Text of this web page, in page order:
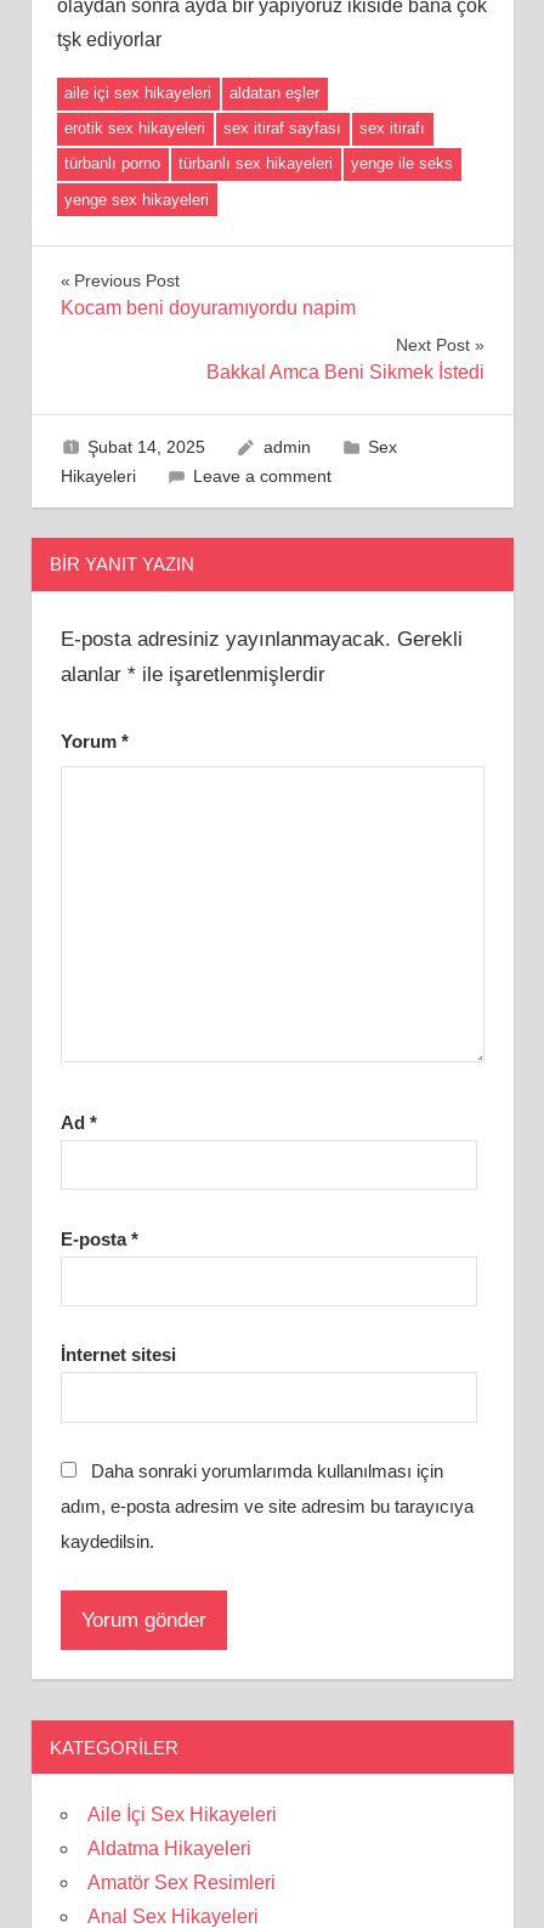
olaydan sonra ayda bir yapıyoruz ikiside bana çok
tşk ediyorlar
aile içi sex hikayeleri
aldatan eşler
erotik sex hikayeleri
sex itiraf sayfası
sex itirafı
türbanlı porno
türbanlı sex hikayeleri
yenge ile seks
yenge sex hikayeleri
Yazı
Previous Post
Kocam beni doyuramıyordu napim
Next Post
Bakkal Amca Beni Sikmek İstedi
Şubat 14, 2025 admin
Sex
Hikayeleri
Leave a comment
BIR YANIT YAZIN
E-posta adresiniz yayınlanmayacak. Gerekli
alanlar *ile işaretlenmişlerdir
Yorum *
Ad *
E-posta*
İnternet sitesi
Daha sonraki yorumlarımda kullanılması için
adım, e-posta adresim ve site adresim bu tarayıcıya
kaydedilsin.
KATEGORILER
Aile İçi Sex Hikayeleri
Aldatma Hikayeleri
Amatör Sex Resimleri
Anal Sex Hikayeleri